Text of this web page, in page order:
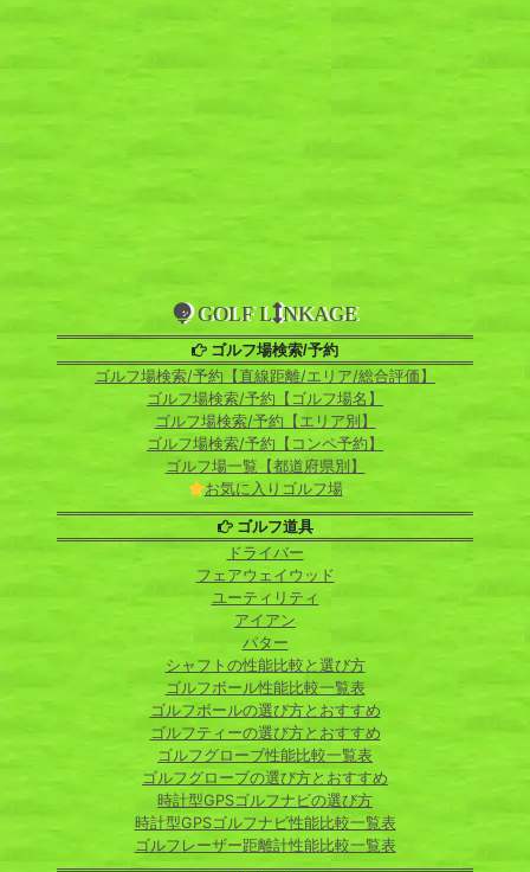
GOLF L NKAGE
ゴルフ場検索/予約
ゴルフ場検索/予約【直線距離/エリア/総合評価】
ゴルフ場検索/予約【ゴルフ場名】
ゴルフ場検索/予約【エリア別】
ゴルフ場検索/予約【コンペ予約】
ゴルフ場一覧【都道府県別】
お気に入りゴルフ場
ゴルフ道具
ドライバー
フェアウェイウッド
ユーティリティ
アイアン
パター
シャフトの性能比較と選び方
ゴルフボール性能比較一覧表
ゴルフボールの選び方とおすすめ
ゴルフティーの選び方とおすすめ
ゴルフグローブ性能比較一覧表
ゴルフグローブの選び方とおすすめ
時計型GPSゴルフナビの選び方
時計型GPSゴルフナビ性能比較一覧表
ゴルフレーザー距離計性能比較一覧表